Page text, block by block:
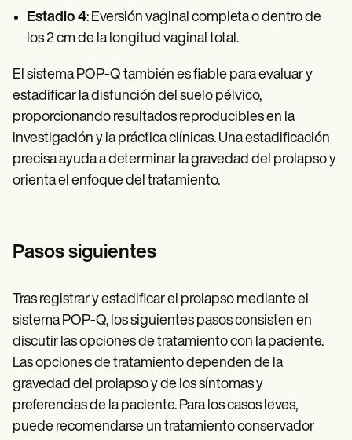
Estadio 4: Eversión vaginal completa o dentro de
los 2 cm de la longitud vaginal total.
El sistema POP-Q también es fiable para evaluar y
estadificar la disfunción del suelo pélvico,
proporcionando resultados reproducibles en la
investigación y la práctica clínicas. Una estadificación
precisa ayuda a determinar la gravedad del prolapso y
orienta el enfoque del tratamiento.
Pasos siguientes
Tras registrar y estadificar el prolapso mediante el
sistema POP-Q, los siguientes pasos consisten en
discutir las opciones de tratamiento con la paciente.
Las opciones de tratamiento dependen de la
gravedad del prolapso y de los síntomas y
preferencias de la paciente. Para los casos leves,
puede recomendarse un tratamiento conservador